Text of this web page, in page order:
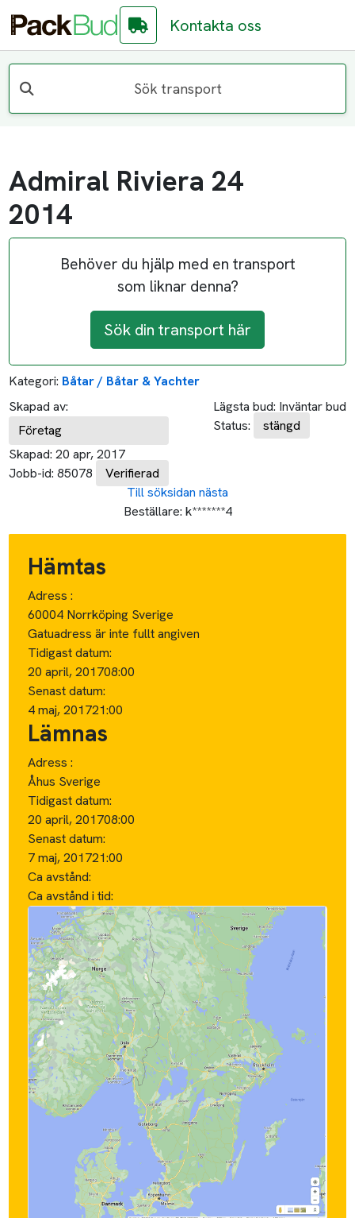
Kontakta oss
Sök transport
Admiral Riviera 24
2014
Behöver du hjälp med en transport
som liknar denna?
Sök din transport här
Kategori: Båtar / Båtar & Yachter
Skapad av:
Företag
Skapad: 20 apr, 2017
Jobb-id: 85078 Verifierad
Lägsta bud: Inväntar bud
Status:
stängd
Till söksidan nästa
Beställare: k*******4
Hämtas
Adress :
60004 Norrköping Sverige
Gatuadress är inte fullt angiven
Tidigast datum:
20 april, 201708:00
Senast datum:
4 maj, 201721:00
Lämnas
Adress :
Åhus Sverige
Tidigast datum:
20 april, 201708:00
Senast datum:
7 maj, 201721:00
Ca avstånd:
Ca avstånd i tid: